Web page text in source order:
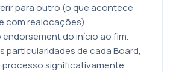
para outro (o que acontece
com realocações),
do início ao fim.
particularidades de cada Board,
processo significativamente.